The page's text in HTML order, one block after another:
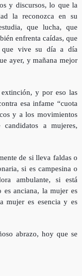
y discursos, lo que la
la reconozca en su
que lucha, que
enfrenta caídas, que
que vive su día a día
ayer, y mañana mejor
y por eso las
esa infame “cuota
y a los movimientos
a mujeres,
de si lleva faldas o
si es campesina o
ambulante, si está
es anciana, la mujer es
mujer es esencia y es
abrazo, hoy que se